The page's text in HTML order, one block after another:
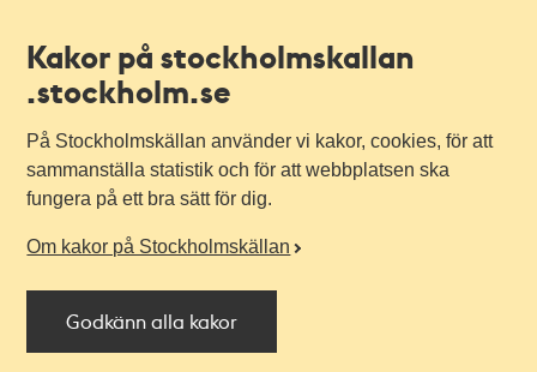
Kakor på stockholmskallan
.stockholm.se
På Stockholmskällan använder vi kakor, cookies, för att
sammanställa statistik och för att webbplatsen ska
fungera på ett bra sätt för dig.
Om kakor på Stockholmskällan
Godkänn alla kakor